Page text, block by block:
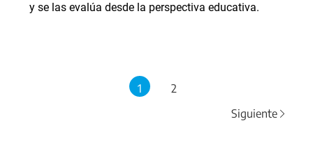
y se las evalúa desde la perspectiva educativa.
1
2
Siguiente